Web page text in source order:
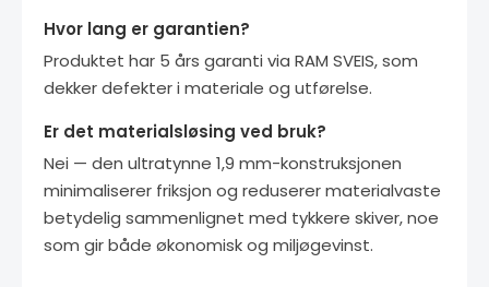
Hvor lang er garantien?
Produktet har 5 års garanti via RAM SVEIS, som
dekker defekter i materiale og utførelse.
Er det materialsløsing ved bruk?
Nei — den ultratynne 1,9 mm-konstruksjonen
minimaliserer friksjon og reduserer materialvaste
betydelig sammenlignet med tykkere skiver, noe
som gir både økonomisk og miljøgevinst.